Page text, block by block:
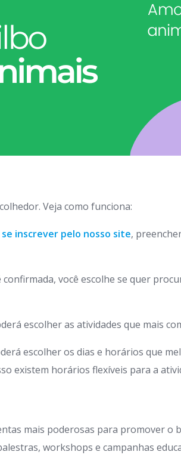
Veja como funciona:
se inscrever pelo nosso site,
confirmada, você escolhe se quer
escolher as atividades que mais
escolher os dias e horários que
existem horários flexíveis para a
mais poderosas para promover
workshops e campanhas